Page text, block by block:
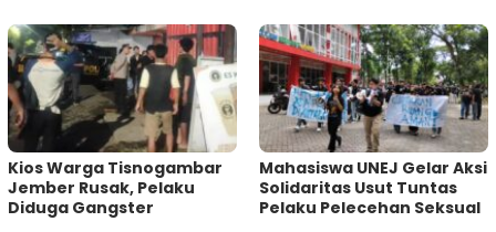
Kios Warga Tisnogambar
Jember Rusak, Pelaku
Diduga Gangster
Mahasiswa UNEJ Gelar Aksi
Solidaritas Usut Tuntas
Pelaku Pelecehan Seksual